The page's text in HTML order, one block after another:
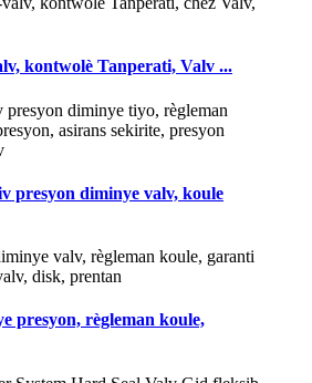
kontwolè Tanperati, Valv ...
presyon diminye valv, koule
presyon, règleman koule,